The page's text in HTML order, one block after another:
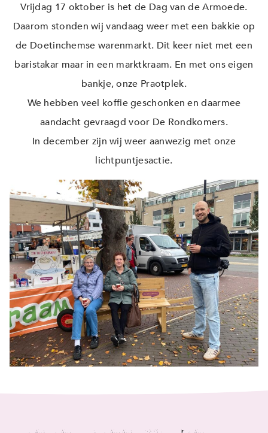
Vrijdag 17 oktober is het de Dag van de Armoede.
Daarom stonden wij vandaag weer met een bakkie op
de Doetinchemse warenmarkt. Dit keer niet met een
baristakar maar in een marktkraam. En met ons eigen
bankje, onze Praotplek.
We hebben veel koffie geschonken en daarmee
aandacht gevraagd voor De Rondkomers.
In december zijn wij weer aanwezig met onze
lichtpuntjesactie.